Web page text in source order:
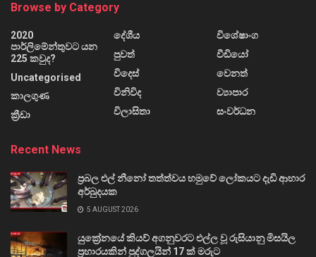
Browse by Category
2020
පාර්ලිමේන්තුවට යන
225 කවුද?
Uncategorised
කාලගුණ
ක්‍රීඩා
දේශීය
පුවත්
විදෙස්
විනිවිද
විලාසිතා
විශේෂාංග
වීඩියෝ
වෙනත්
ව්‍යාපාර
සංවර්ධන
Recent News
ප්‍රබල එල් නීනෝ තත්ත්වය හමුවේ ලෝකයට දැඩි ආහාර
අර්බුදයක
5 AUGUST 2026
යුක්‍රේනයේ කියව් අගනුවරට එල්ල වූ රුසියානු මිසයිල
ප්‍රහාරයකින් පුද්ගලයින් 17 ක් මරුට